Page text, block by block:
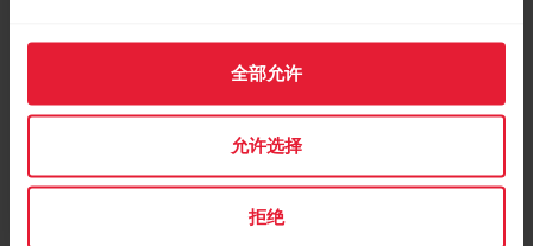
全部允许
允许选择
拒绝